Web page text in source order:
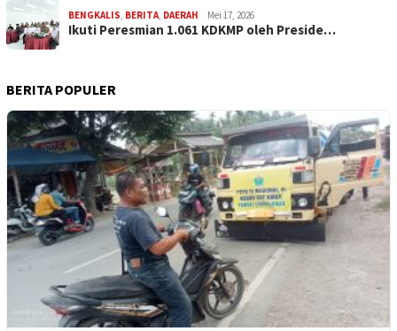
BENGKALIS, BERITA, DAERAH Mei 17, 2026
Ikuti Peresmian 1.061 KDKMP oleh Preside…
BERITA POPULER